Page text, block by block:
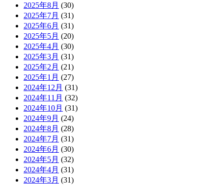
2025年8月 (30)
2025年7月 (31)
2025年6月 (31)
2025年5月 (20)
2025年4月 (30)
2025年3月 (31)
2025年2月 (21)
2025年1月 (27)
2024年12月 (31)
2024年11月 (32)
2024年10月 (31)
2024年9月 (24)
2024年8月 (28)
2024年7月 (31)
2024年6月 (30)
2024年5月 (32)
2024年4月 (31)
2024年3月 (31)